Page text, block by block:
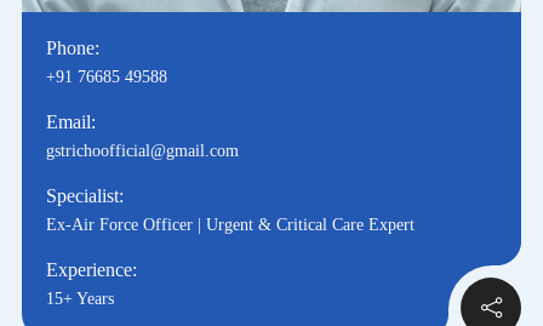
Phone:
+91 76685 49588
Email:
gstrichoofficial@gmail.com
Specialist:
Ex-Air Force Officer | Urgent & Critical Care Expert
Experience:
15+ Years